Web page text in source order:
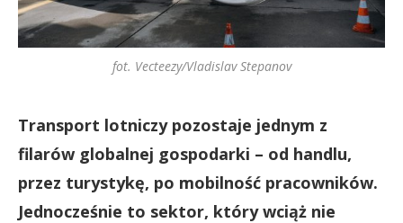
fot. Vecteezy/Vladislav Stepanov
Transport lotniczy pozostaje jednym z
filarów globalnej gospodarki – od handlu,
przez turystykę, po mobilność pracowników.
Jednocześnie to sektor, który wciąż nie